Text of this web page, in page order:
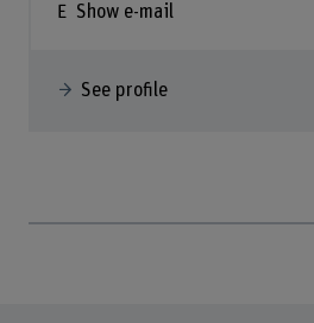
Show e-mail
See profile